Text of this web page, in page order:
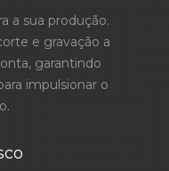
a sua produção.
e gravação a
garantindo
impulsionar o